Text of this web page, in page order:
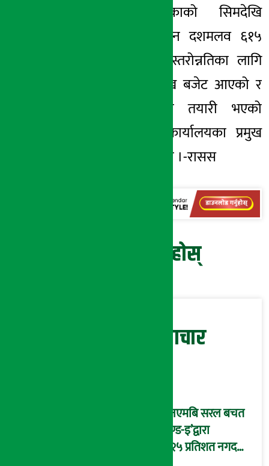
मङ्गला गाउँपालिकाको सिमदेखि
लाम्पाटासम्मको तीन दशमलव ६१५
किलोमिटर सडक स्तरोन्नतिका लागि
दुई करोड ९५ लाख बजेट आएको र
ठेक्का सम्झौताको तयारी भएको
पूर्वाधार विकास कार्यालयका प्रमुख
अर्यालले बताउनुभयो ।-रासस
प्रतिक्रिया दिनुहोस्
सम्बन्धित समाचार
‘एनएमबि सरल बचत
फण्ड-इ’द्वारा
५.२५ प्रतिशत नगद